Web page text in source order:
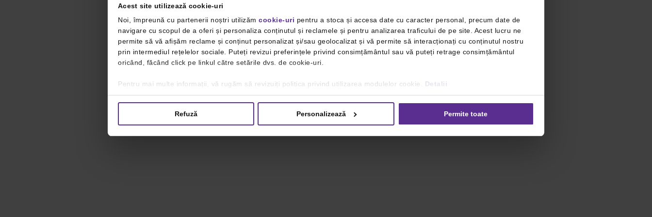
Acest site utilizează cookie-uri
Noi, împreună cu partenerii noștri utilizăm cookie-uri pentru a stoca și accesa date cu caracter personal, precum date de
navigare cu scopul de a oferi și personaliza conținutul și reclamele și pentru analizarea traficului de pe site. Acest lucru ne
permite să vă afișăm reclame și conținut personalizat și/sau geolocalizat și vă permite să interacționați cu conținutul nostru
prin intermediul rețelelor sociale. Puteți revizui preferințele privind consimțământul sau vă puteți retrage consimțământul
oricând, făcând click pe linkul către setările dvs. de cookie-uri.
Pentru mai multe informații, vă rugăm să revizuiți politica privind utilizarea modulelor cookie. Detalii
Refuză Personalizează Permite toate